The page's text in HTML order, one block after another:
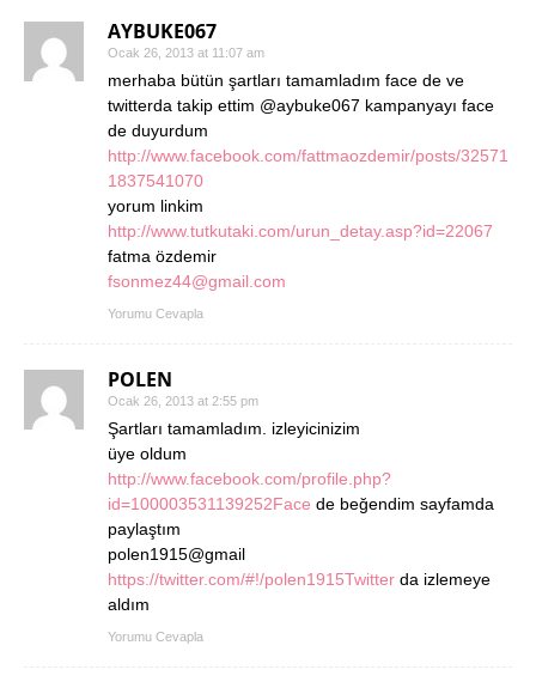
AYBUKE067
Ocak 26, 2013 at 11:07 am
merhaba bütün şartları tamamladım face de ve
twitterda takip ettim @aybuke067 kampanyayı face
de duyurdum
http://www.facebook.com/fattmaozdemir/posts/32571
1837541070
yorum linkim
http://www.tutkutaki.com/urun_detay.asp?id=22067
fatma özdemir
fsonmez44@gmail.com
Yorumu Cevapla
POLEN
Ocak 26, 2013 at 2:55 pm
Şartları tamamladım. izleyicinizim
üye oldum
http://www.facebook.com/profile.php?
id=100003531139252Face de beğendim sayfamda
paylaştım
polen1915@gmail
https://twitter.com/#!/polen1915Twitter da izlemeye
aldım
Yorumu Cevapla